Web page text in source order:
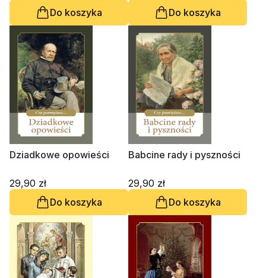
Do koszyka
Do koszyka
Dziadkowe opowieści
29,90 zł
Do koszyka
Babcine rady i pyszności
29,90 zł
Do koszyka